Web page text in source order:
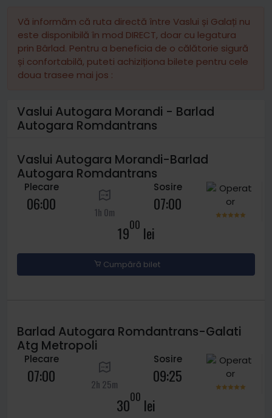
Vă informăm că ruta directă între Vaslui și Galați nu
este disponibilă în mod DIRECT, doar cu legatura
prin Bârlad. Pentru a beneficia de o călătorie sigură
și confortabilă, puteti achiziționa bilete pentru cele
doua trasee mai jos :
Vaslui Autogara Morandi - Barlad
Autogara Romdantrans
Vaslui Autogara Morandi-Barlad
Autogara Romdantrans
Plecare
06:00 1h 0m
Sosire
07:00
1900 lei
Cumpără bilet
Barlad Autogara Romdantrans-Galati
Atg Metropoli
Plecare
07:00 2h 25m
Sosire
09:25
3000 lei